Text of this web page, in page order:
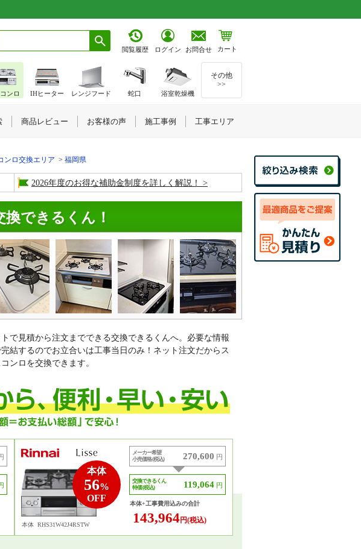
閲覧履歴 ログイン お問合せ カート
ンロ交換エリア 福岡県
2026年度のお得な補助金制度を詳しく解説！
できるくん！
で見積から注文までできる交換できるくんへ。必要な情報
結するのでお立合いは工事当日のみ！ネット注文だからス
ンロを交換できます。
本体
56%
OFF
本体 RHS31W42J4RSTW
メーカー希望
小売価格 (税込)
270,600 円
交換できるくん
特価 (税込)
119,064 円
本体+工事費用込みの合計
143,964 円(税込)
ンロ IHヒーター レンジフード 蛇口 浴室乾燥機
その他
>>
商品レビュー お客様の声 施工事例 工事エリア